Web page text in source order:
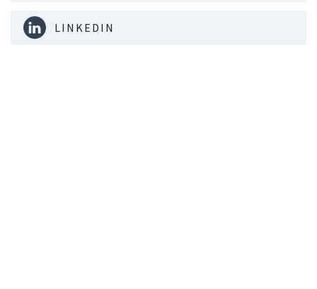
LINKEDIN